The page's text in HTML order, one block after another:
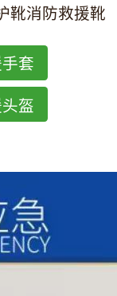
靴消防救援靴
套
盔